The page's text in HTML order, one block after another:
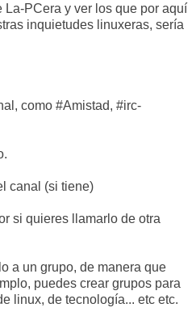
PCera y ver los que por aquí
inquietudes linuxeras, sería
como #Amistad, #irc-
canal (si tiene)
si quieres llamarlo de otra
a un grupo, de manera que
puedes crear grupos para
linux, de tecnología... etc etc.